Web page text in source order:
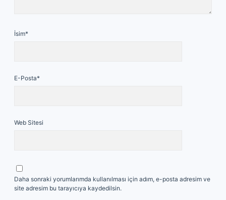
İsim*
E-Posta*
Web Sitesi
Daha sonraki yorumlarımda kullanılması için adım, e-posta adresim ve
site adresim bu tarayıcıya kaydedilsin.